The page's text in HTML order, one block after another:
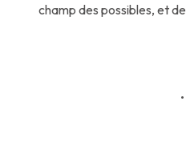
champ des possibles, et
•